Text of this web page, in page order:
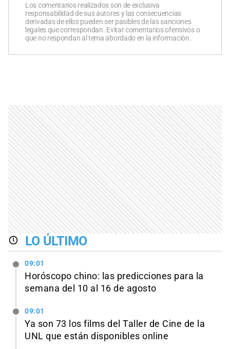
Los comentarios realizados son de exclusiva
responsabilidad de sus autores y las consecuencias
derivadas de ellos pueden ser pasibles de las sanciones
legales que correspondan. Evitar comentarios ofensivos o
que no respondan al tema abordado en la información.
LO ÚLTIMO
09:01
Horóscopo chino: las predicciones para la
semana del 10 al 16 de agosto
09:01
Ya son 73 los films del Taller de Cine de la
UNL que están disponibles online